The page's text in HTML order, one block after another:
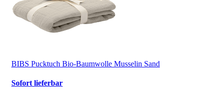
BIBS Pucktuch Bio-Baumwolle Musselin Sand
Sofort lieferbar